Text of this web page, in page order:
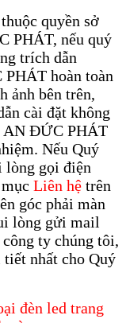
quyền sở
PHÁT, nếu quý
trích dẫn
hoàn toàn
ảnh bên trên,
cài đặt không
AN ĐỨC PHÁT
Nếu Quý
lòng gọi điện
Liên hệ trên
góc phải màn
lòng gửi mail
ty chúng tôi,
nhất cho Quý
đèn led trang